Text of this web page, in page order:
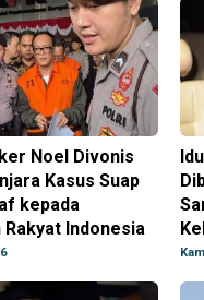
Noel Divonis
Kasus Suap
kepada
Rakyat Indonesia